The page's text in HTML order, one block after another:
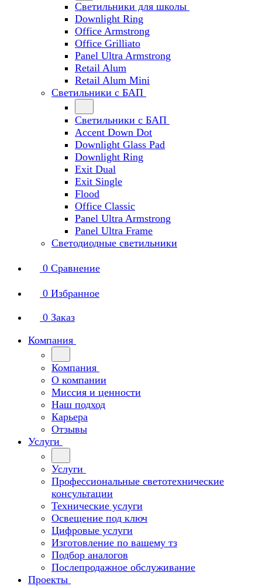
Светильники для школы
Downlight Ring
Office Armstrong
Office Grilliato
Panel Ultra Armstrong
Retail Alum
Retail Alum Mini
Светильники с БАП
Светильники с БАП
Accent Down Dot
Downlight Glass Pad
Downlight Ring
Exit Dual
Exit Single
Flood
Office Classic
Panel Ultra Armstrong
Panel Ultra Frame
Светодиодные светильники
0 Сравнение
0 Избранное
0 Заказ
Компания
Компания
О компании
Миссия и ценности
Наш подход
Карьера
Отзывы
Услуги
Услуги
Профессиональные светотехнические
консультации
Технические услуги
Освещение под ключ
Цифровые услуги
Изготовление по вашему тз
Подбор аналогов
Послепродажное обслуживание
Проекты